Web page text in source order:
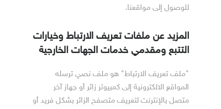
للوصول إلى مواقعنا.
المزيد عن ملفات تعريف الارتباط وخيارات
التتبع ومقدمي خدمات الجهات الخارجية
"ملف تعريف الارتباط" هو ملف نصي ترسله
المواقع الالكترونية إلى كمبيوتر زائر أو جهاز آخر
متصل بالإنترنت لتعريف متصفح الزائر بشكل فريد أو